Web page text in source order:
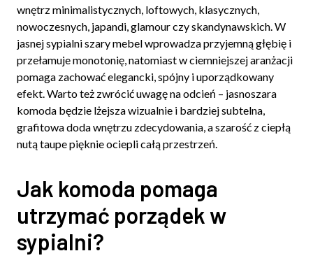
wnętrz minimalistycznych, loftowych, klasycznych,
nowoczesnych, japandi, glamour czy skandynawskich. W
jasnej sypialni szary mebel wprowadza przyjemną głębię i
przełamuje monotonię, natomiast w ciemniejszej aranżacji
pomaga zachować elegancki, spójny i uporządkowany
efekt. Warto też zwrócić uwagę na odcień – jasnoszara
komoda będzie lżejsza wizualnie i bardziej subtelna,
grafitowa doda wnętrzu zdecydowania, a szarość z ciepłą
nutą taupe pięknie ociepli całą przestrzeń.
Jak komoda pomaga
utrzymać porządek w
sypialni?